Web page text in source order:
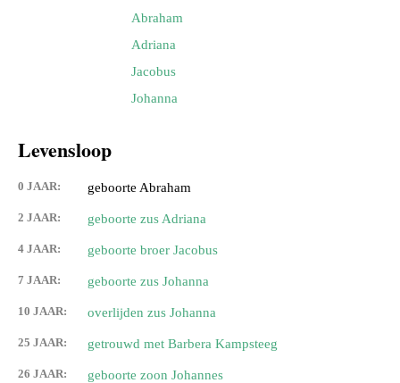
Abraham
Adriana
Jacobus
Johanna
Levensloop
0 JAAR: geboorte Abraham
2 JAAR: geboorte zus Adriana
4 JAAR: geboorte broer Jacobus
7 JAAR: geboorte zus Johanna
10 JAAR: overlijden zus Johanna
25 JAAR: getrouwd met Barbera Kampsteeg
26 JAAR: geboorte zoon Johannes